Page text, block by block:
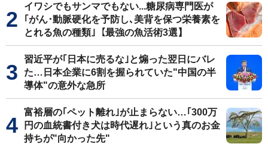
イワシでもサンマでもない...糖尿病専門医が
｢がん･動脈硬化を予防し､美背を保つ栄養素を
とれる魚の種類｣【最強の魚活術3選】
習近平が｢日本に売るな｣と煽った翌日にバレ
た…日本企業に6割を握られていた"中国の半
導体"の意外な急所
富裕層の｢ペット離れ｣が止まらない…｢300万
円の血統書付き犬は時代遅れ｣という真のお金
持ちが"向かった先"